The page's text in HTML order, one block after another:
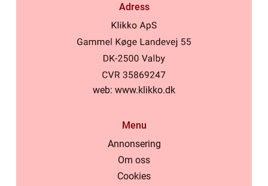
Adress
web: www.klikko.dk
Menu
Annonsering
Om oss
Cookies